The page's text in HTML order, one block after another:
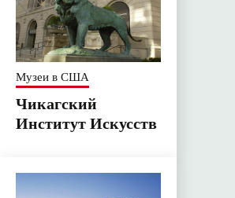
Музеи в США
Чикагский
Институт Искусств